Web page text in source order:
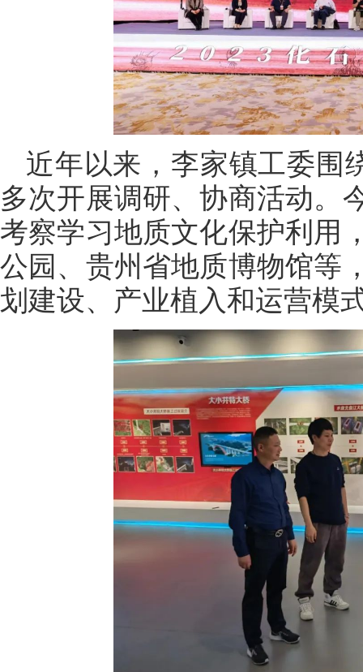
近年以来，李家镇工委围
多次开展调研、协商活动。
考察学习地质文化保护利用
公园、贵州省地质博物馆等
划建设、产业植入和运营模